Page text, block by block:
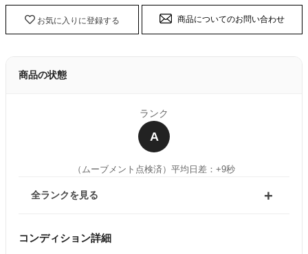
お気に入りに登録する 商品についてのお問い合わせ
商品の状態
ランク
A
（ムーブメント点検済） 平均日差：+9秒
全ランクを見る
コンディション詳細